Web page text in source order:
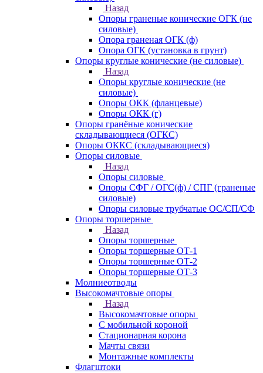
Назад
Опоры граненые конические ОГК (не
силовые)
Опора граненая ОГК (ф)
Опора ОГК (установка в грунт)
Опоры круглые конические (не силовые)
Назад
Опоры круглые конические (не
силовые)
Опоры ОКК (фланцевые)
Опоры ОКК (г)
Опоры гранёные конические
складывающиеся (ОГКС)
Опоры ОККС (складывающиеся)
Опоры силовые
Назад
Опоры силовые
Опоры СФГ / ОГС(ф) / СПГ (граненые
силовые)
Опоры силовые трубчатые ОС/СП/СФ
Опоры торшерные
Назад
Опоры торшерные
Опоры торшерные ОТ-1
Опоры торшерные ОТ-2
Опоры торшерные ОТ-3
Молниеотводы
Высокомачтовые опоры
Назад
Высокомачтовые опоры
С мобильной короной
Стационарная корона
Мачты связи
Монтажные комплекты
Флагштоки